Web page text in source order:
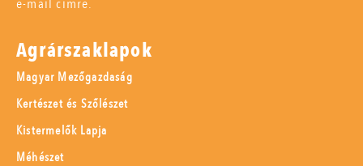
Agrárszaklapok
Magyar Mezőgazdaság
Kertészet és Szőlészet
Kistermelők Lapja
Méhészet